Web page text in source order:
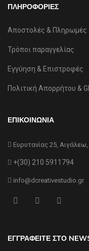
ΠΛΗΡΟΦΟΡΙΕΣ
Αποστολές & Πληρωμές
Τρόποι παραγγελίας
Εγγύηση & Επιστροφές
Πολιτική Απορρήτου &
ΕΠΙΚΟΙΝΩΝΙΑ
Ευρυτανίας 25, Αιγάλεω,
+(30) 210 5911794
info@dcreativestudio.gr
ΕΓΓΡΑΦΕΙΤΕ ΣΤΟ